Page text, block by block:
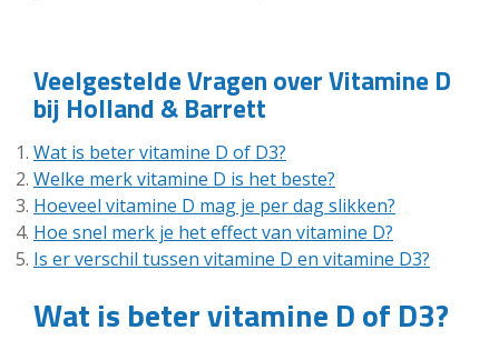
Veelgestelde Vragen over Vitamine D
bij Holland & Barrett
Wat is beter vitamine D of D3?
Welke merk vitamine D is het beste?
Hoeveel vitamine D mag je per dag slikken?
Hoe snel merk je het effect van vitamine D?
Is er verschil tussen vitamine D en vitamine D3?
Wat is beter vitamine D of D3?